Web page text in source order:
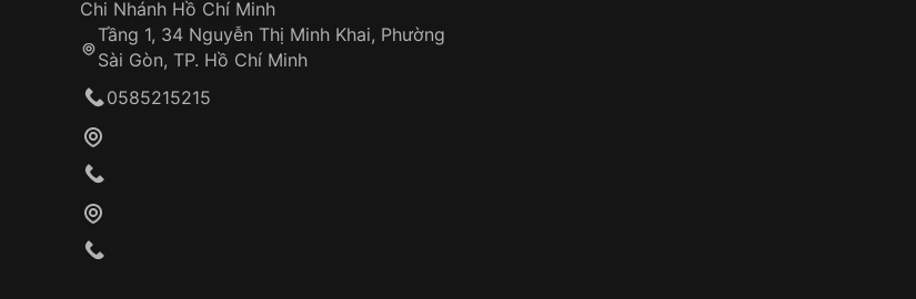
Chi Nhánh Hồ Chí Minh
Tầng 1, 34 Nguyễn Thị Minh Khai, Phường
Sài Gòn, TP. Hồ Chí Minh
0585215215